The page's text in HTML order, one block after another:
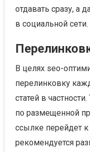
отдавать сразу, а
в социальной сети.
В целях seo-
перелинковку
статей в
по размещенной
ссылке перейдет
рекомендуется